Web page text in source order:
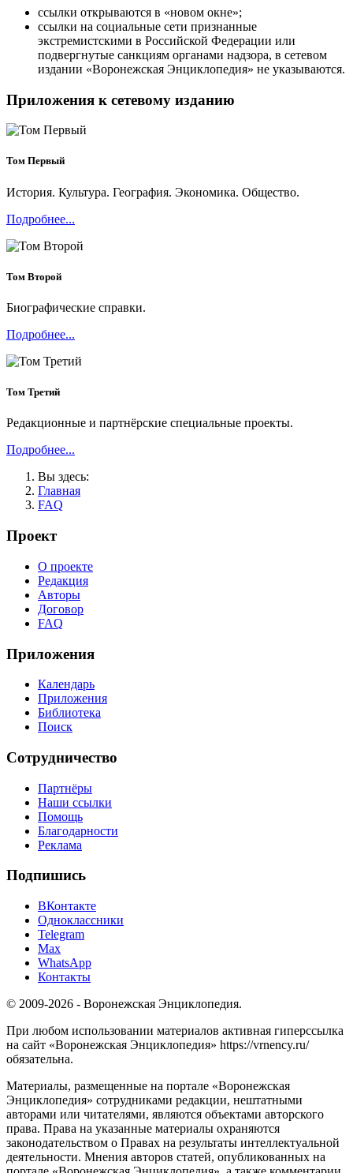
ссылки открываются в «новом окне»;
ссылки на социальные сети признанные
экстремистскими в Российской Федерации или
подвергнутые санкциям органами надзора, в сетевом
издании «Воронежская Энциклопедия» не указываются.
Приложения к сетевому изданию
Том Первый
История. Культура. География. Экономика. Общество.
Подробнее...
Том Второй
Биографические справки.
Подробнее...
Том Третий
Редакционные и партнёрские специальные проекты.
Подробнее...
Вы здесь:
Главная
FAQ
Проект
О проекте
Редакция
Авторы
Договор
FAQ
Приложения
Календарь
Приложения
Библиотека
Поиск
Сотрудничество
Партнёры
Наши ссылки
Помощь
Благодарности
Реклама
Подпишись
ВКонтакте
Одноклассники
Telegram
Max
WhatsApp
Контакты
© 2009-2026 - Воронежская Энциклопедия.
При любом использовании материалов активная гиперссылка
на сайт «Воронежская Энциклопедия» https://vrnency.ru/
обязательна.
Материалы, размещенные на портале «Воронежская
Энциклопедия» сотрудниками редакции, нештатными
авторами или читателями, являются объектами авторского
права. Права на указанные материалы охраняются
законодательством о Правах на результаты интеллектуальной
деятельности. Мнения авторов статей, опубликованных на